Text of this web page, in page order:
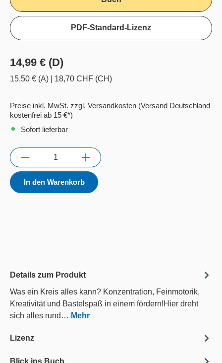
PDF-Standard-Lizenz
14,99 € (D)
15,50 € (A) 18,70 CHF (CH)
Preise inkl. MwSt. zzgl. Versandkosten (Versand Deutschland
kostenfrei ab 15 €*)
Sofort lieferbar
Anzahl
In den Warenkorb
Details zum Produkt
Was ein Kreis alles kann? Konzentration, Feinmotorik,
Kreativität und Bastelspaß in einem fördern!Hier dreht
sich alles rund… Mehr
Lizenz
Blick ins Buch